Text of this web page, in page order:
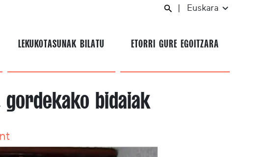
Euskara
LEKUKOTASUNAK BILATU ETORRI GURE EGOITZARA
gordekako bidaiak